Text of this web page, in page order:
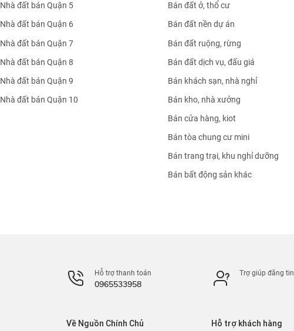
Nhà đất bán Quận 5
Nhà đất bán Quận 6
Nhà đất bán Quận 7
Nhà đất bán Quận 8
Nhà đất bán Quận 9
Nhà đất bán Quận 10
Bán đất ở, thổ cư
Bán đất nền dự án
Bán đất ruộng, rừng
Bán đất dịch vụ, đấu giá
Bán khách sạn, nhà nghỉ
Bán kho, nhà xưởng
Bán cửa hàng, kiot
Bán tòa chung cư mini
Bán trang trại, khu nghỉ dưỡng
Bán bất động sản khác
Hỗ trợ thanh toán
0965533958
Trợ giúp đăng tin
Về Nguồn Chính Chủ Hỗ trợ khách hàng